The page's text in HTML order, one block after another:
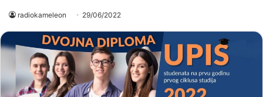
radiokameleon 29/06/2022